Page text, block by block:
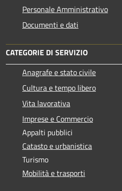
Personale Amministrativo
Documenti e dati
CATEGORIE DI SERVIZIO
Anagrafe e stato civile
Cultura e tempo libero
Vita lavorativa
Imprese e Commercio
Appalti pubblici
Catasto e urbanistica
Turismo
Mobilità e trasporti